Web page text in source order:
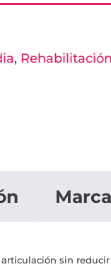
,
Marca
sin